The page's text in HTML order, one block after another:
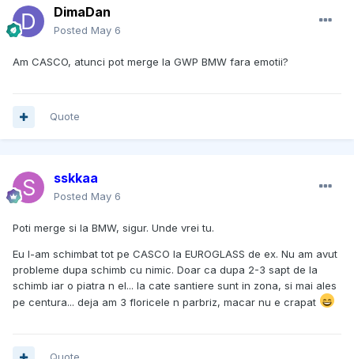
DimaDan
Posted May 6
Am CASCO, atunci pot merge la GWP BMW fara emotii?
Quote
sskkaa
Posted May 6
Poti merge si la BMW, sigur. Unde vrei tu.
Eu l-am schimbat tot pe CASCO la EUROGLASS de ex. Nu am avut
probleme dupa schimb cu nimic. Doar ca dupa 2-3 sapt de la
schimb iar o piatra n el... la cate santiere sunt in zona, si mai ales
pe centura... deja am 3 floricele n parbriz, macar nu e crapat